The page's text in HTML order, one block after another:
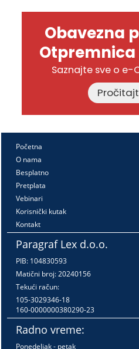
Obavezna
Otpremnica
Saznajte sve o
Početna
O nama
Besplatno
Pretplata
Vebinari
Korisnički kutak
Kontakt
Paragraf Lex d.o.o.
PIB: 104830593
Matični broj: 20240156
Tekući račun:
105-3029346-18
160-0000000380290-23
Radno vreme:
Ponedeljak - petak